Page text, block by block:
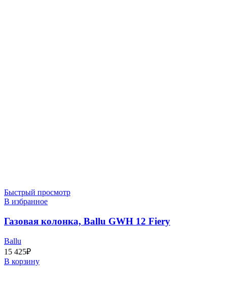
Быстрый просмотр
В избранное
Газовая колонка, Ballu GWH 12 Fiery
Ballu
15 425₽
В корзину